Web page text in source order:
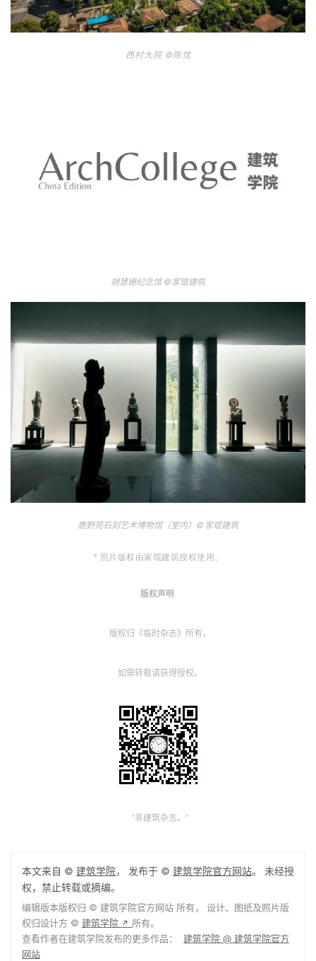
西村大院 ©陈忱
胡慧姗纪念馆 ©家琨建筑
鹿野苑石刻艺术博物馆（室内） © 家琨建筑
* 照片版权由家琨建筑授权使用。
版权声明
版权归《临时杂志》所有，
如需转载请获得授权。
“非建筑杂志。”
本文来自 © 建筑学院， 发布于 © 建筑学院官方网站。 未经授
权，禁止转载或摘编。
编辑版本版权归 © 建筑学院官方网站 所有， 设计、图纸及照片版
权归设计方 © 建筑学院 ↗ 所有。
查看作者在建筑学院发布的更多作品： 建筑学院 @ 建筑学院官方
网站